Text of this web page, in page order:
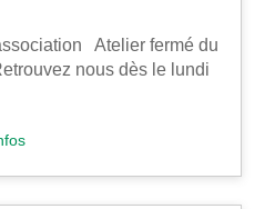
Atelier fermé du
nous dès le lundi